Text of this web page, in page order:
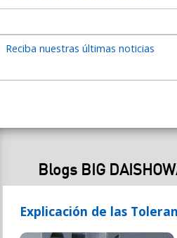
Reciba nuestras últimas noticias
Blogs BIG
Explicación de las